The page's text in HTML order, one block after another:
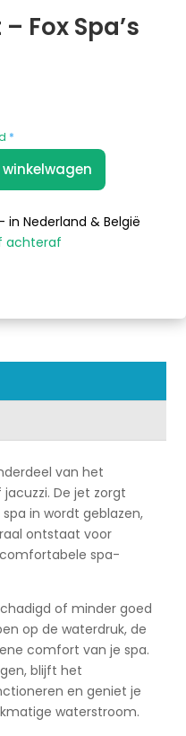
Fox Spa’s
*
e
i
e
Nederland & België
achteraf
van het
De jet zorgt
in wordt geblazen,
ontstaat voor
spa-
of minder goed
op de waterdruk, de
comfort van je spa.
blijft het
en geniet je
waterstroom.